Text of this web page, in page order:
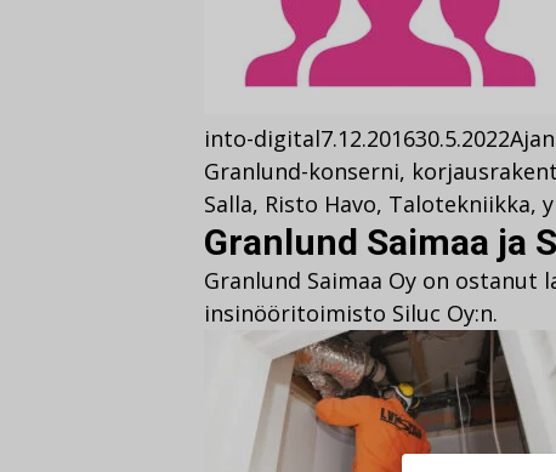
into-digital7.12.201630.5.2022
Granlund-konserni,
Salla, Risto Havo, Talotekniikka,
Granlund Saimaa ja
Granlund Saimaa Oy on ostanut
insinööritoimisto Siluc Oy:n.